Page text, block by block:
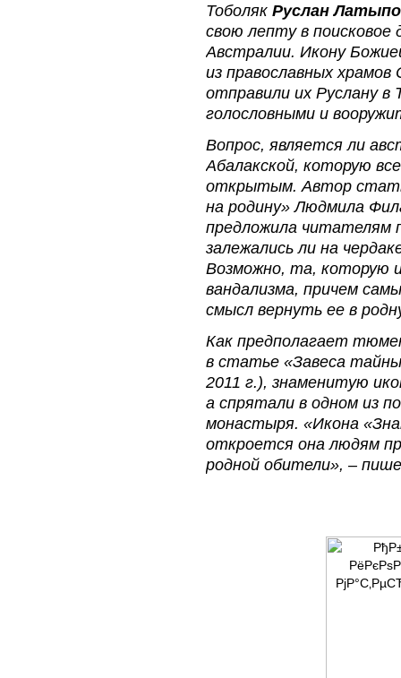
Тоболяк Руслан
свою лепту в поисковое
Австралии. Икону
из православных
отправили их Руслану
голословными и
Вопрос, является ли
Абалакской, которую
открытым. Автор
на родину» Людмила
предложила читателям
залежались ли на
Возможно, та, которую
вандализма, причем
смысл вернуть ее в
Как предполагает
в статье «Завеса
2011 г.), знаменитую
а спрятали в одном из
монастыря. «Икона
откроется она людям
родной обители», –